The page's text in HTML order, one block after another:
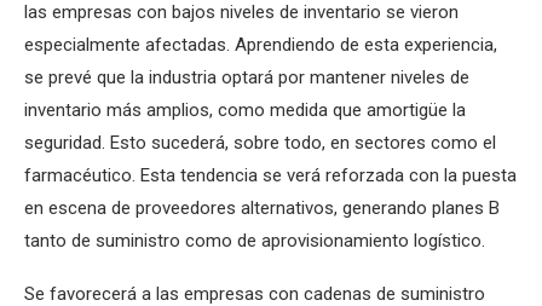
las empresas con bajos niveles de inventario se vieron
especialmente afectadas. Aprendiendo de esta experiencia,
se prevé que la industria optará por mantener niveles de
inventario más amplios, como medida que amortigüe la
seguridad. Esto sucederá, sobre todo, en sectores como el
farmacéutico. Esta tendencia se verá reforzada con la puesta
en escena de proveedores alternativos, generando planes B
tanto de suministro como de aprovisionamiento logístico.
Se favorecerá a las empresas con cadenas de suministro